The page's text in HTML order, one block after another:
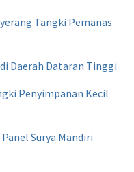
Tangki Pemanas
Daerah Dataran Tinggi
Penyimpanan Kecil
Surya Mandiri